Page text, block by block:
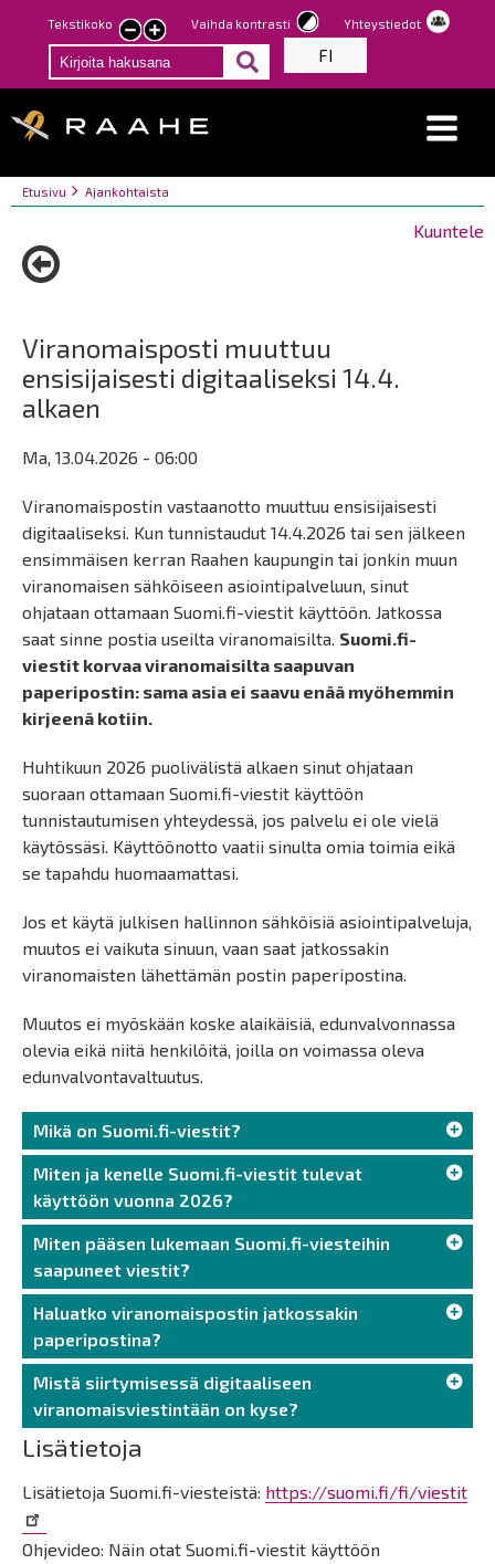
Hyppää
pääsisältöön
Tekstikoko
Pienennä
tekstin
kokoa
Suurenna
tekstin
kokoa
Vaihda kontrasti Yhteystiedot
FI
Breadcrumbs
You
here:
Etusivu Ajankohtaista
Kuuntele
Viranomaisposti muuttuu
ensisijaisesti digitaaliseksi 14.4.
alkaen
Ma, 13.04.2026 - 06:00
Viranomaispostin vastaanotto muuttuu ensisijaisesti
digitaaliseksi. Kun tunnistaudut 14.4.2026 tai sen jälkeen
ensimmäisen kerran Raahen kaupungin tai jonkin muun
viranomaisen sähköiseen asiointipalveluun, sinut
ohjataan ottamaan Suomi.fi-viestit käyttöön. Jatkossa
saat sinne postia useilta viranomaisilta. Suomi.fi-
viestit korvaa viranomaisilta saapuvan
paperipostin: sama asia ei saavu enää myöhemmin
kirjeenä kotiin.
Huhtikuun 2026 puolivälistä alkaen sinut ohjataan
suoraan ottamaan Suomi.fi-viestit käyttöön
tunnistautumisen yhteydessä, jos palvelu ei ole vielä
käytössäsi. Käyttöönotto vaatii sinulta omia toimia eikä
se tapahdu huomaamattasi.
Jos et käytä julkisen hallinnon sähköisiä asiointipalveluja,
muutos ei vaikuta sinuun, vaan saat jatkossakin
viranomaisten lähettämän postin paperipostina.
Muutos ei myöskään koske alaikäisiä, edunvalvonnassa
olevia eikä niitä henkilöitä, joilla on voimassa oleva
edunvalvontavaltuutus.
Mikä on Suomi.fi-viestit?
Miten ja kenelle Suomi.fi-viestit tulevat
käyttöön vuonna 2026?
Miten pääsen lukemaan Suomi.fi-viesteihin
saapuneet viestit?
Haluatko viranomaispostin jatkossakin
paperipostina?
Mistä siirtymisessä digitaaliseen
viranomaisviestintään on kyse?
Lisätietoja
Lisätietoja Suomi.fi-viesteistä: https://suomi.fi/fi/viestit
Ohjevideo: Näin otat Suomi.fi-viestit käyttöön